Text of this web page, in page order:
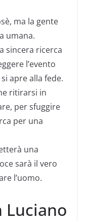
ma la gente
umana.
sincera ricerca
l’evento
apre alla fede.
ritirarsi in
per sfuggire
per una
una
sarà il vero
l’uomo.
Luciano